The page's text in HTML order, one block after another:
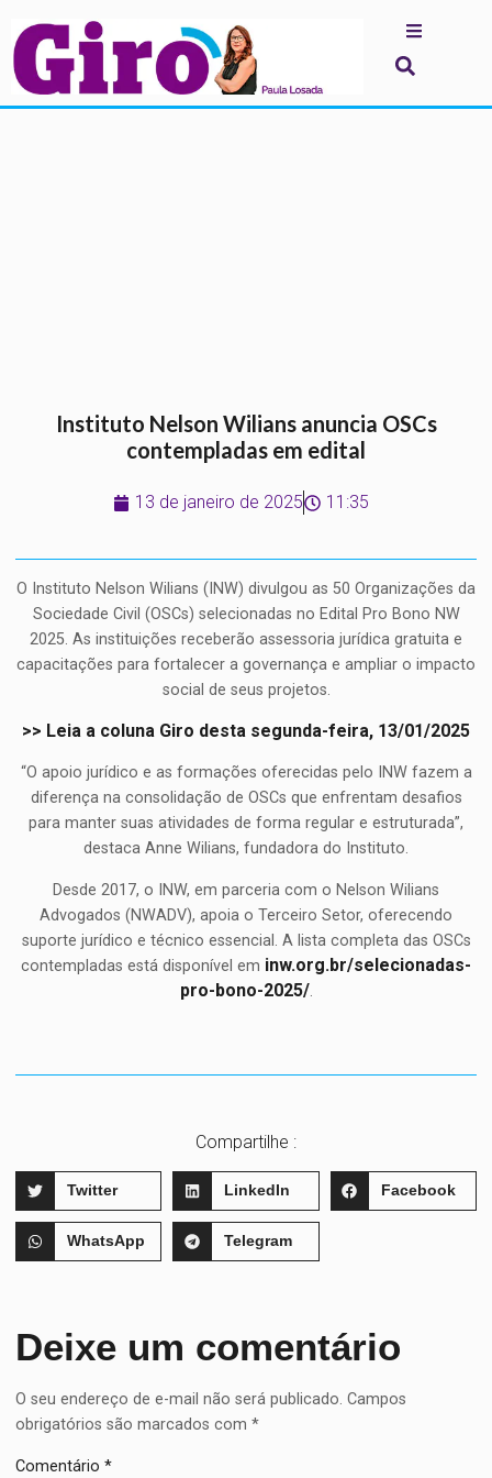
Instituto Nelson Wilians anuncia OSCs
contempladas em edital
13 de janeiro de 2025 11:35
O Instituto Nelson Wilians (INW) divulgou as 50 Organizações da
Sociedade Civil (OSCs) selecionadas no Edital Pro Bono NW
2025. As instituições receberão assessoria jurídica gratuita e
capacitações para fortalecer a governança e ampliar o impacto
social de seus projetos.
>> Leia a coluna Giro desta segunda-feira, 13/01/2025
“O apoio jurídico e as formações oferecidas pelo INW fazem a
diferença na consolidação de OSCs que enfrentam desafios
para manter suas atividades de forma regular e estruturada”,
destaca Anne Wilians, fundadora do Instituto.
Desde 2017, o INW, em parceria com o Nelson Wilians
Advogados (NWADV), apoia o Terceiro Setor, oferecendo
suporte jurídico e técnico essencial. A lista completa das OSCs
contempladas está disponível em inw.org.br/selecionadas-
pro-bono-2025/.
Compartilhe :
Twitter LinkedIn Facebook
WhatsApp Telegram
Deixe um comentário
O seu endereço de e-mail não será publicado. Campos
obrigatórios são marcados com*
Comentário*